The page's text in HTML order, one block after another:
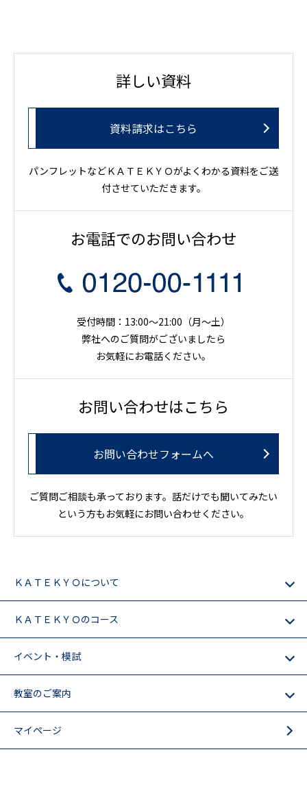
詳しい資料
資料請求はこちら
パンフレットなどＫＡＴＥＫＹＯがよくわかる資料をご送
付させていただきます。
お電話でのお問い合わせ
受付時間：13:00～21:00（月〜土）
弊社へのご質問がございましたら
お気軽にお電話ください。
お問い合わせはこちら
お問い合わせフォームへ
ご質問ご相談も承っております。話だけでも聞いてみたい
という方もお気軽にお問い合わせください。
ＫＡＴＥＫＹＯについて
ＫＡＴＥＫＹＯのコース
イベント・模試
教室のご案内
マイページ